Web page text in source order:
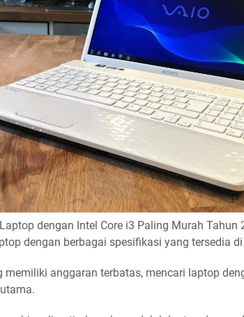
dengan Intel Core i3 Paling Murah Tahun
dengan berbagai spesifikasi yang tersedia
memiliki anggaran terbatas, mencari laptop